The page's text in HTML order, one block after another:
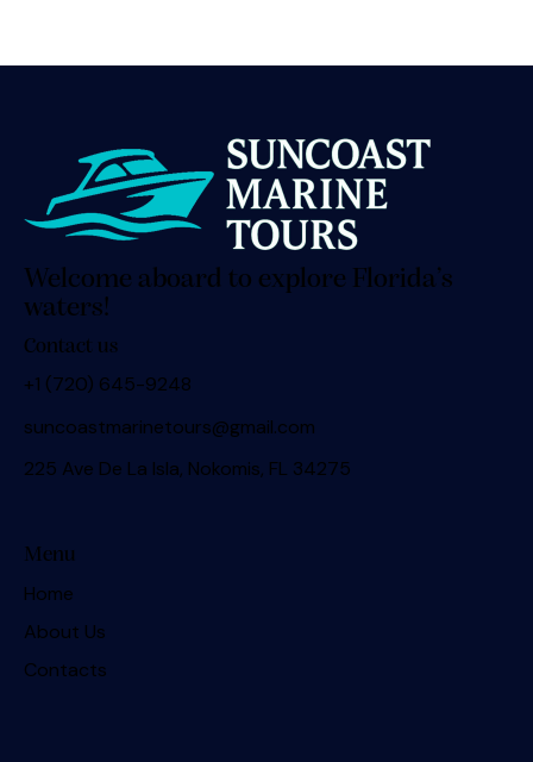
Welcome aboard to explore Florida’s
waters!
Contact us
+1 (720) 645-9248
suncoastmarinetours@gmail.com
225 Ave De La Isla, Nokomis, FL 34275
Menu
Home
About Us
Contacts